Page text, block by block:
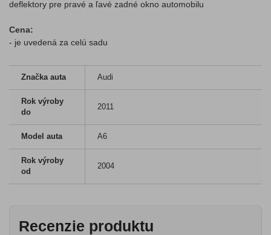
deflektory pre pravé a ľavé zadné okno automobilu
Cena:
- je uvedená za celú sadu
Značka auta Audi
Rok výroby
do
2011
Model auta A6
Rok výroby
od
2004
Recenzie produktu